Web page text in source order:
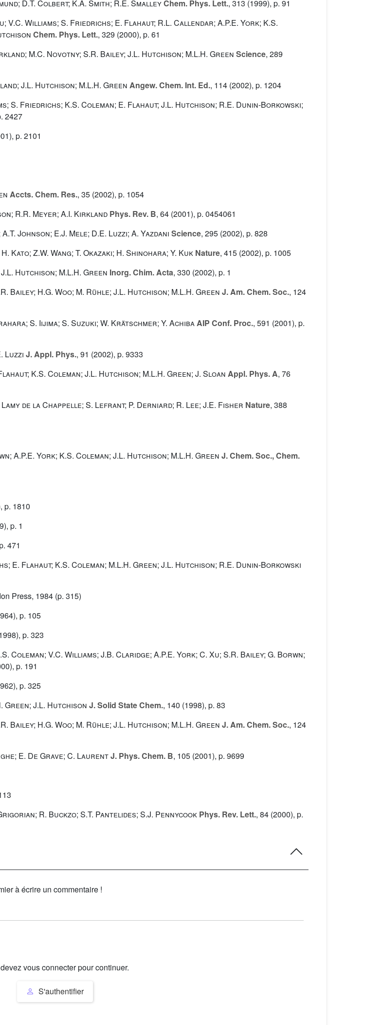
D.T. Colbert; K.A. Smith; R.E. SmalleyChem. Phys. Lett., 313 (1999), p. 91
V.C. Williams; S. Friedrichs; E. Flahaut; R.L. Callendar; A.P.E. York; K.S.
Chem. Phys. Lett., 329 (2000), p. 61
M.C. Novotny; S.R. Bailey; J.L. Hutchison; M.L.H. Green Science, 289
J.L. Hutchison; M.L.H. Green Angew. Chem. Int. Ed., 114 (2002), p. 1204
S. Friedrichs; K.S. Coleman; E. Flahaut; J.L. Hutchison; R.E. Dunin-Borkowski;
2427
p. 2101
Accts. Chem. Res., 35 (2002), p. 1054
R.R. Meyer; A.I. Kirkland Phys. Rev. B, 64 (2001), p. 0454061
Johnson; E.J. Mele; D.E. Luzzi; A. Yazdani Science, 295 (2002), p. 828
H. Kato; Z.W. Wang; T. Okazaki; H. Shinohara; Y. Kuk Nature, 415 (2002), p. 1005
Hutchison; M.L.H. Green Inorg. Chim. Acta, 330 (2002), p. 1
H.G. Woo; M. Rühle; J.L. Hutchison; M.L.H. Green J. Am. Chem. Soc., 124
S. Iijima; S. Suzuki; W. Krätschmer; Y. AchibaAIP Conf. Proc., 591 (2001), p.
Luzzi J. Appl. Phys., 91 (2002), p. 9333
K.S. Coleman; J.L. Hutchison; M.L.H. Green; J. Sloan Appl. Phys. A, 76
de la Chappelle; S. Lefrant; P. Derniard; R. Lee; J.E. Fisher Nature, 388
A.P.E. York; K.S. Coleman; J.L. Hutchison; M.L.H. Green J. Chem. Soc., Chem.
p. 1810
p. 1
471
E. Flahaut; K.S. Coleman; M.L.H. Green; J.L. Hutchison; R.E. Dunin-Borkowski
Press, 1984 (p. 315)
p. 105
p. 323
Coleman; V.C. Williams; J.B. Claridge; A.P.E. York; C. Xu; S.R. Bailey; G. Borwn;
p. 191
p. 325
Green; J.L. Hutchison J. Solid State Chem., 140 (1998), p. 83
H.G. Woo; M. Rühle; J.L. Hutchison; M.L.H. Green J. Am. Chem. Soc., 124
E. De Grave; C. LaurentJ. Phys. Chem. B, 105 (2001), p. 9699
R. Buckzo; S.T. Pantelides; S.J. Pennycook Phys. Rev. Lett., 84 (2000), p.
à écrire un commentaire !
vous connecter pour continuer.
S'authentifier